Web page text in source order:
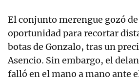
El conjunto merengue gozó
oportunidad para recortar
botas de Gonzalo, tras un
Asencio. Sin embargo, el
falló en el mano a mano ante